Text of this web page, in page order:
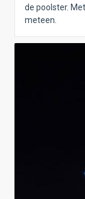
de poolster.
meteen.